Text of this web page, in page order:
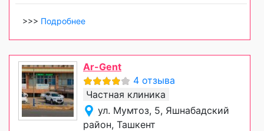
>>> Подробнее
Ar-Gent
4 отзыва
Частная клиника
ул. Мумтоз, 5, Яшнабадский
район, Ташкент